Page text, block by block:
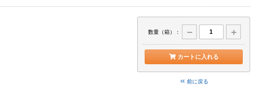
数量（箱）：
カートに入れる
前に戻る